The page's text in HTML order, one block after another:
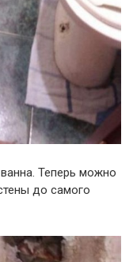
Теперь можно
до самого